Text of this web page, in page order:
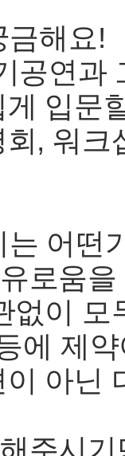
해요!
공연과
입문
, 워
어떤
로움
없이
에 제
아닌
주시